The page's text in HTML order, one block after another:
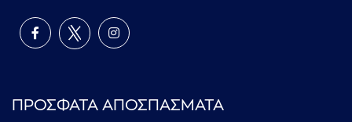
ΠΡΟΣΦΑΤΑ ΑΠΟΣΠΑΣΜΑΤΑ